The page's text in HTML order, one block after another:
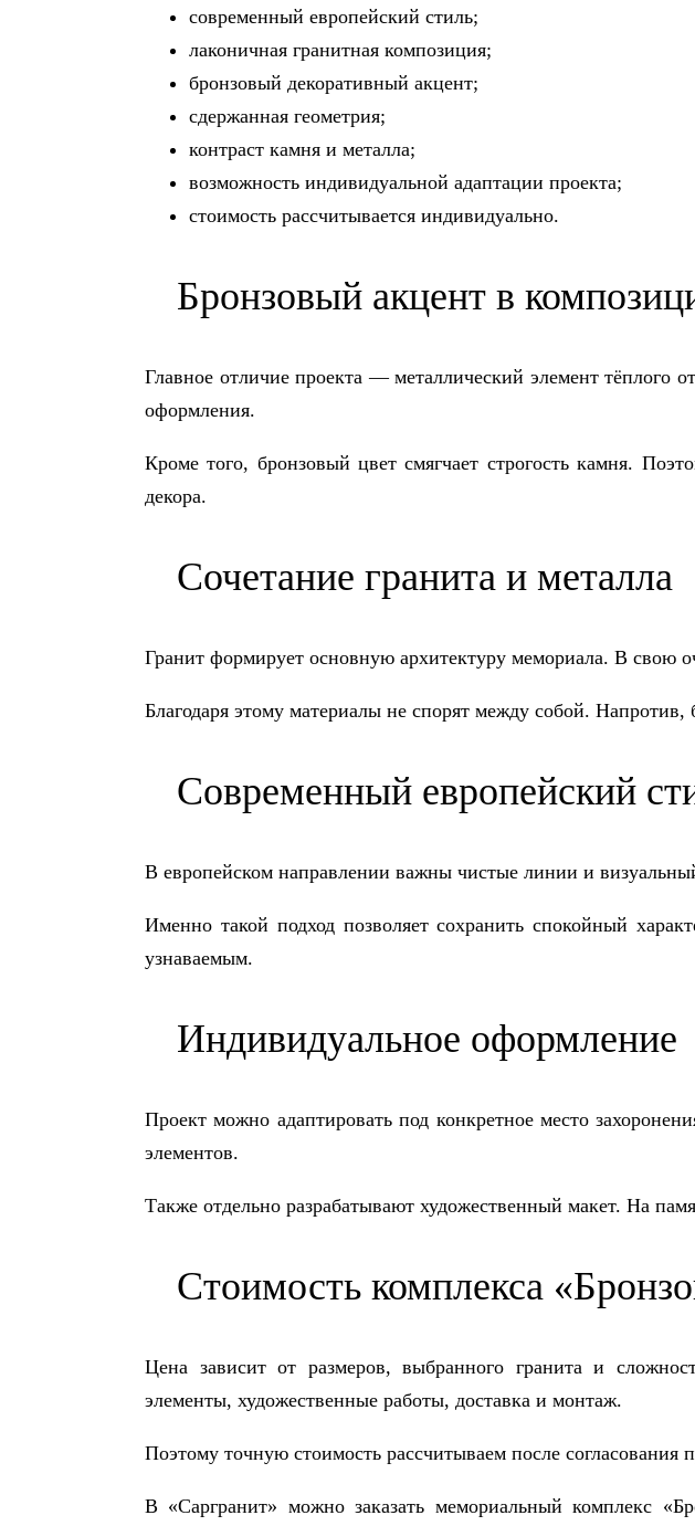
современный европейский стиль;
лаконичная гранитная композиция;
бронзовый декоративный акцент;
сдержанная геометрия;
контраст камня и металла;
возможность индивидуальной адаптации проекта;
стоимость рассчитывается индивидуально.
Бронзовый акцент в
Главное отличие проекта — металлический элемент тёплого
оформления.
Кроме того, бронзовый цвет смягчает строгость камня.
декора.
Сочетание гранита и металла
Гранит формирует основную архитектуру мемориала. В свою
Благодаря этому материалы не спорят между собой.
Современный европейский
В европейском направлении важны чистые линии и
Именно такой подход позволяет сохранить спокойный
узнаваемым.
Индивидуальное оформление
Проект можно адаптировать под конкретное место
элементов.
Также отдельно разрабатывают художественный макет. На
Стоимость комплекса
Цена зависит от размеров, выбранного гранита и
элементы, художественные работы, доставка и монтаж.
Поэтому точную стоимость рассчитываем после согласования
В «Саргранит» можно заказать мемориальный комплекс